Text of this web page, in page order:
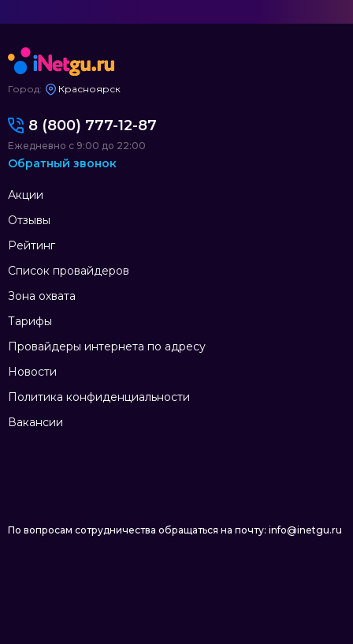
Город: Красноярск
Акции
Отзывы
Рейтинг
Список провайдеров
Зона охвата
Тарифы
Провайдеры интернета по адресу
Новости
Политика конфиденциальности
Вакансии
8 (800) 777-12-87
Ежедневно с 9:00 до 22:00
Обратный звонок
По вопросам сотрудничества обращаться на почту: info@inetgu.ru